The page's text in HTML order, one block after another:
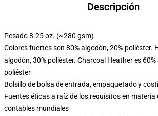
Descripción
Pesado 8.25 oz. (~280 gsm)
Colores fuertes son 80% algodón, 20% poliéster.
algodón, 30% poliéster. Charcoal Heather es 60%
poliéster
Bolsillo de bolsa de entrada, empaquetado y
Fuentes éticas a raíz de los requisitos en
contables mundiales